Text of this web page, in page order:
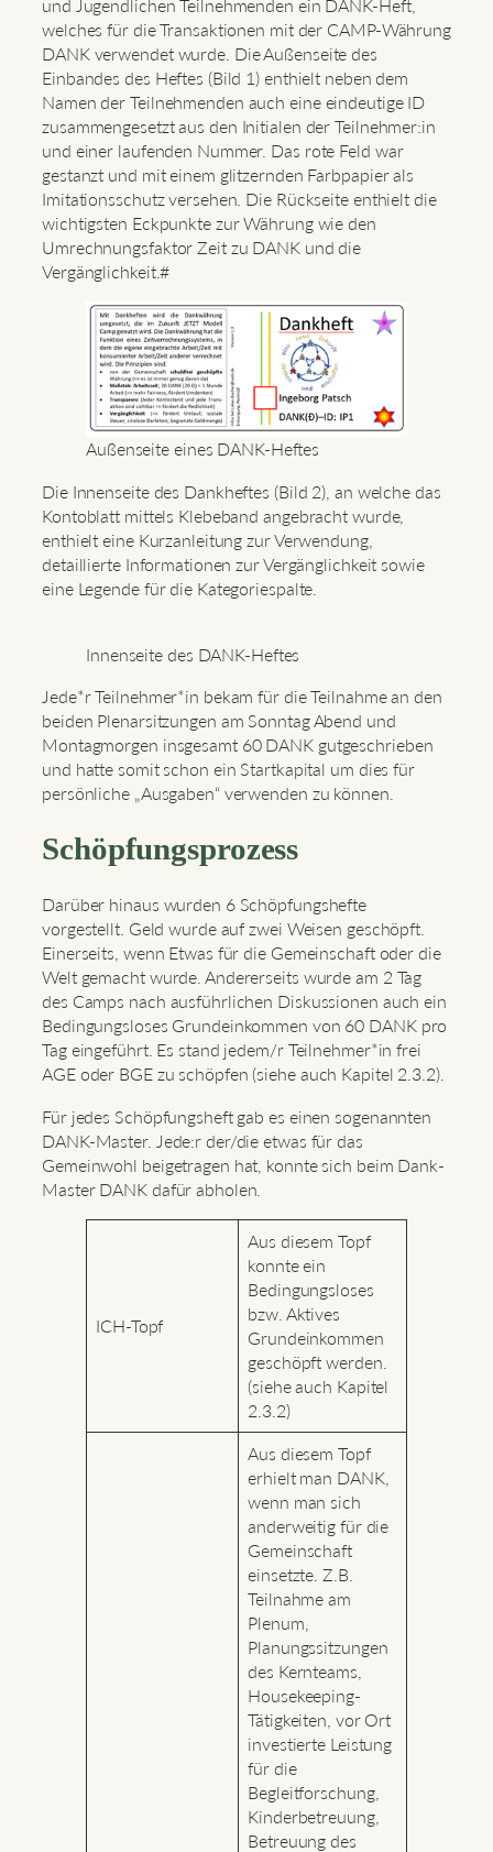
und Jugendlichen Teilnehmenden ein DANK-Heft,
welches für die Transaktionen mit der CAMP-Währung
DANK verwendet wurde. Die Außenseite des
Einbandes des Heftes (Bild 1) enthielt neben dem
Namen der Teilnehmenden auch eine eindeutige ID
zusammengesetzt aus den Initialen der Teilnehmer:in
und einer laufenden Nummer. Das rote Feld war
gestanzt und mit einem glitzernden Farbpapier als
Imitationsschutz versehen. Die Rückseite enthielt die
wichtigsten Eckpunkte zur Währung wie den
Umrechnungsfaktor Zeit zu DANK und die
Vergänglichkeit.#
Außenseite eines DANK-Heftes
Die Innenseite des Dankheftes (Bild 2), an welche das
Kontoblatt mittels Klebeband angebracht wurde,
enthielt eine Kurzanleitung zur Verwendung,
detaillierte Informationen zur Vergänglichkeit sowie
eine Legende für die Kategoriespalte.
Innenseite des DANK-Heftes
Jede*r Teilnehmer*in bekam für die Teilnahme an den
beiden Plenarsitzungen am Sonntag Abend und
Montagmorgen insgesamt 60 DANK gutgeschrieben
und hatte somit schon ein Startkapital um dies für
persönliche „Ausgaben“ verwenden zu können.
Schöpfungsprozess
Darüber hinaus wurden 6 Schöpfungshefte
vorgestellt. Geld wurde auf zwei Weisen geschöpft.
Einerseits, wenn Etwas für die Gemeinschaft oder die
Welt gemacht wurde. Andererseits wurde am 2 Tag
des Camps nach ausführlichen Diskussionen auch ein
Bedingungsloses Grundeinkommen von 60 DANK pro
Tag eingeführt. Es stand jedem/r Teilnehmer*in frei
AGE oder BGE zu schöpfen (siehe auch Kapitel 2.3.2).
Für jedes Schöpfungsheft gab es einen sogenannten
DANK-Master. Jede:r der/die etwas für das
Gemeinwohl beigetragen hat, konnte sich beim Dank-
Master DANK dafür abholen.
ICH-Topf
Aus diesem Topf
konnte ein
Bedingungsloses
bzw. Aktives
Grundeinkommen
geschöpft werden.
(siehe auch Kapitel
2.3.2)
Aus diesem Topf
erhielt man DANK,
wenn man sich
anderweitig für die
Gemeinschaft
einsetzte. Z.B.
Teilnahme am
Plenum,
Planungssitzungen
des Kernteams,
Housekeeping-
Tätigkeiten, vor Ort
investierte Leistung
für die
Begleitforschung,
Kinderbetreuung,
Betreuung des